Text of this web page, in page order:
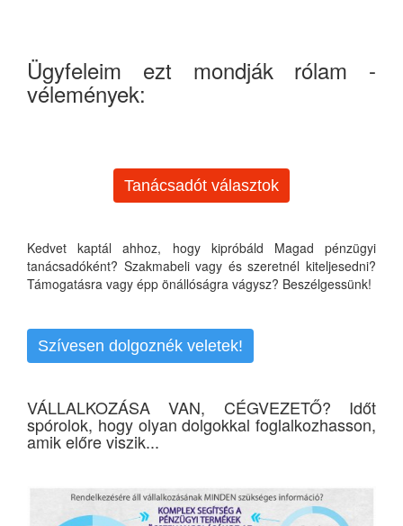
Ügyfeleim ezt mondják rólam -
vélemények:
Tanácsadót választok
Kedvet kaptál ahhoz, hogy kipróbáld Magad pénzügyi
tanácsadóként? Szakmabeli vagy és szeretnél kiteljesedni?
Támogatásra vagy épp önállóságra vágysz? Beszélgessünk!
Szívesen dolgoznék veletek!
VÁLLALKOZÁSA VAN, CÉGVEZETŐ? Időt
spórolok, hogy olyan dolgokkal foglalkozhasson,
amik előre viszik...